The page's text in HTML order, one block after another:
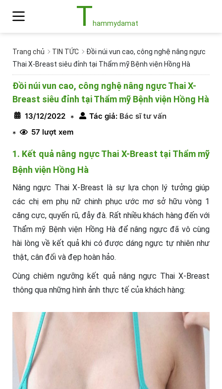
Thammydamat
Trang chủ TIN TỨC
Đồi núi vun cao, công nghệ nâng ngực
Thai X-Breast siêu đỉnh tại Thẩm mỹ Bệnh viện Hồng Hà
Đồi núi vun cao, công nghệ nâng ngực Thai X-
Breast siêu đỉnh tại Thẩm mỹ Bệnh viện Hồng Hà
13/12/2022 * Tác giả: Bác sĩ tư vấn
*
57 lượt xem
1. Kết quả nâng ngực Thai X-Breast tại Thẩm mỹ
Bệnh viện Hồng Hà
Nâng ngực Thai X-Breast là sự lựa chọn lý tưởng giúp
các chị em phụ nữ chinh phục ước mơ sở hữu vòng 1
căng cực, quyến rũ, đẫy đà. Rất nhiều khách hàng đến với
Thẩm mỹ Bệnh viện Hồng Hà để nâng ngực đã vô cùng
hài lòng về kết quả khi có được dáng ngực tự nhiên như
thật, cân đối và đẹp hoàn hảo.
Cùng chiêm ngưỡng kết quả nâng ngực Thai X-Breast
thông qua những hình ảnh thực tế của khách hàng: